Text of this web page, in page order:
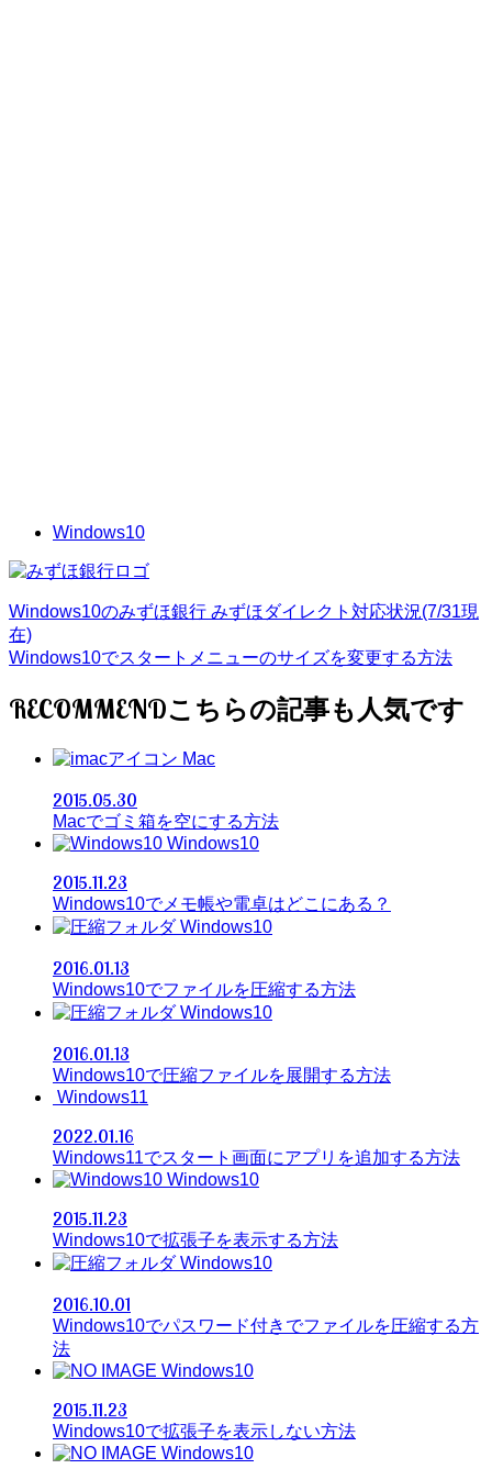
Windows10
Windows10のみずほ銀行 みずほダイレクト対応状況(7/31現
在)
Windows10でスタートメニューのサイズを変更する方法
RECOMMEND
Mac
2015.05.30
Macでゴミ箱を空にする方法
Windows10
2015.11.23
Windows10でメモ帳や電卓はどこにある？
Windows10
2016.01.13
Windows10でファイルを圧縮する方法
Windows10
2016.01.13
Windows10で圧縮ファイルを展開する方法
Windows11
2022.01.16
Windows11でスタート画面にアプリを追加する方法
Windows10
2015.11.23
Windows10で拡張子を表示する方法
Windows10
2016.10.01
Windows10でパスワード付きでファイルを圧縮する方
法
Windows10
2015.11.23
Windows10で拡張子を表示しない方法
Windows10